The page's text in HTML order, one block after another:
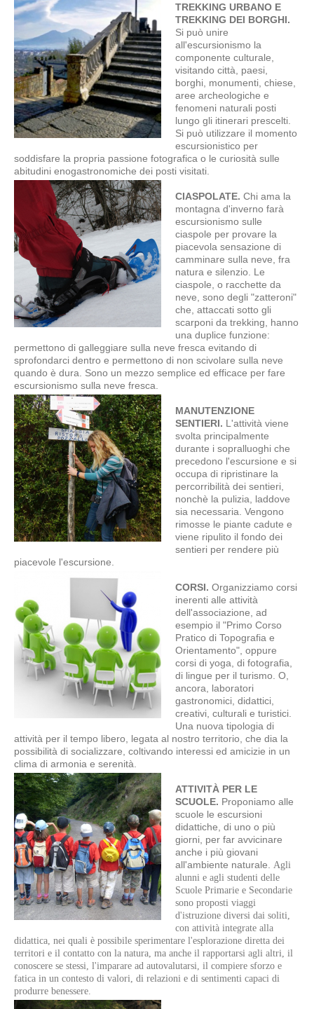
TREKKING URBANO E
TREKKING DEI BORGHI.
Si può unire
all'escursionismo la
componente culturale,
visitando città, paesi,
borghi, monumenti, chiese,
aree archeologiche e
fenomeni naturali posti
lungo gli itinerari prescelti.
Si può utilizzare il momento
escursionistico per
soddisfare la propria passione fotografica o le curiosità sulle
abitudini enogastronomiche dei posti visitati.
CIASPOLATE. Chi ama la
montagna d'inverno farà
escursionismo sulle
ciaspole per provare la
piacevola sensazione di
camminare sulla neve, fra
natura e silenzio. Le
ciaspole, o racchette da
neve, sono degli "zatteroni"
che, attaccati sotto gli
scarponi da trekking, hanno
una duplice funzione:
permettono di galleggiare sulla neve fresca evitando di
sprofondarci dentro e permettono di non scivolare sulla neve
quando è dura. Sono un mezzo semplice ed efficace per fare
escursionismo sulla neve fresca.
MANUTENZIONE
SENTIERI. L'attività viene
svolta principalmente
durante i sopralluoghi che
precedono l'escursione e si
occupa di ripristinare la
percorribilità dei sentieri,
nonchè la pulizia, laddove
sia necessaria. Vengono
rimosse le piante cadute e
viene ripulito il fondo dei
sentieri per rendere più
piacevole l'escursione.
CORSI. Organizziamo corsi
inerenti alle attività
dell'associazione, ad
esempio il "Primo Corso
Pratico di Topografia e
Orientamento", oppure
corsi di yoga, di fotografia,
di lingue per il turismo. O,
ancora, laboratori
gastronomici, didattici,
creativi, culturali e turistici.
Una nuova tipologia di
attività per il tempo libero, legata al nostro territorio, che dia la
possibilità di socializzare, coltivando interessi ed amicizie in un
clima di armonia e serenità.
ATTIVITÀ PER LE
SCUOLE. Proponiamo alle
scuole le escursioni
didattiche, di uno o più
giorni, per far avvicinare
anche i più giovani
all'ambiente naturale. Agli
alunni e agli studenti delle
Scuole Primarie e Secondarie
sono proposti viaggi
d'istruzione diversi dai soliti,
con attività integrate alla
didattica, nei quali è possibile sperimentare l'esplorazione diretta dei
territori e il contatto con la natura, ma anche il rapportarsi agli altri, il
conoscere se stessi, l'imparare ad autovalutarsi, il compiere sforzo e
fatica in un contesto di valori, di relazioni e di sentimenti capaci di
produrre benessere.